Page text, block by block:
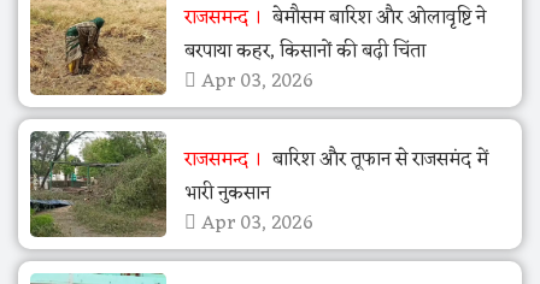
राजसमन्द
बेमौसम बारिश और ओलावृष्टि ने
बरपाया कहर, किसानों की बढ़ी चिंता
Apr 03, 2026
राजसमन्द
बारिश और तूफान से राजसमंद में
भारी नुकसान
Apr 03, 2026